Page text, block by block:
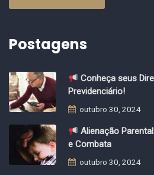
Postagens
Conheça seus
Previdenciário!
outubro 30, 2024
Alienação
e Combata
outubro 30, 2024